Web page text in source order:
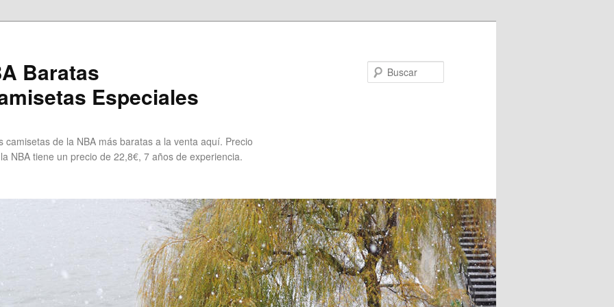
Baratas
Especiales
de la NBA más baratas a la venta aquí. Precio
NBA tiene un precio de 22,8€, 7 años de experiencia.